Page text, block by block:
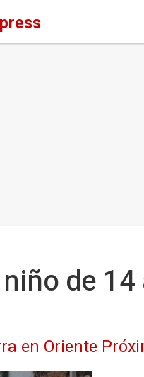
press
de
en Oriente